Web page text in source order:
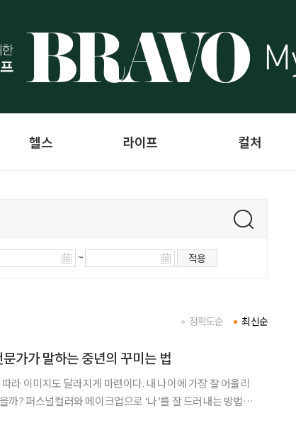
헬스 라이프 컬처
~ 적용
최신순
정확도순
가가 말하는 중년의 꾸미는 법
라 이미지도 달라지게 마련이다. 내 나이에 가장 잘 어울리
까? 퍼스널컬러와 메이크업으로 ‘나’를 잘 드러내는 방법을